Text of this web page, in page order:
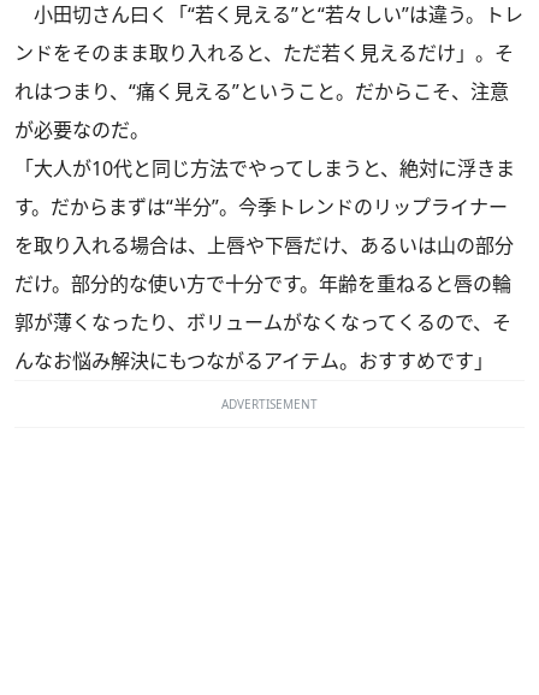
小田切さん曰く「“若く見える”と“若々しい”は違う。トレ
ンドをそのまま取り入れると、ただ若く見えるだけ」。そ
れはつまり、“痛く見える”ということ。だからこそ、注意
が必要なのだ。
「大人が10代と同じ方法でやってしまうと、絶対に浮きま
す。だからまずは“半分”。今季トレンドのリップライナー
を取り入れる場合は、上唇や下唇だけ、あるいは山の部分
だけ。部分的な使い方で十分です。年齢を重ねると唇の輪
郭が薄くなったり、ボリュームがなくなってくるので、そ
んなお悩み解決にもつながるアイテム。おすすめです」
ADVERTISEMENT